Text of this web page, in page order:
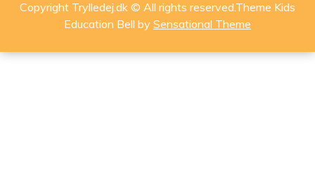
Copyright Trylledej.dk © All rights reserved.Theme Kids
Education Bell by Sensational Theme